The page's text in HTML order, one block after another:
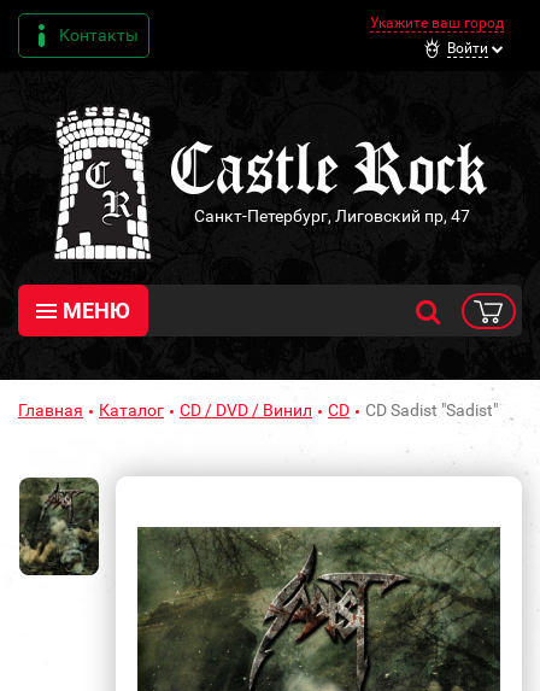
Контакты
Укажите ваш город
Войти
Санкт-Петербург, Лиговский пр, 47
МЕНЮ
Главная Каталог CD / DVD / Винил CD CD Sadist "Sadist"